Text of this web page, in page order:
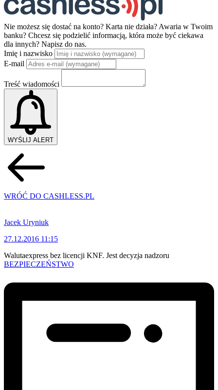
Nie możesz się dostać na konto? Karta nie działa? Awaria w Twoim
banku? Chcesz się podzielić informacją, która może być ciekawa
dla innych? Napisz do nas.
Imię i nazwisko
E-mail
Treść wiadomości
WYŚLIJ ALERT
WRÓĆ DO CASHLESS.PL
Jacek Uryniuk
27.12.2016 11:15
Walutaexpress bez licencji KNF. Jest decyzja nadzoru
BEZPIECZEŃSTWO